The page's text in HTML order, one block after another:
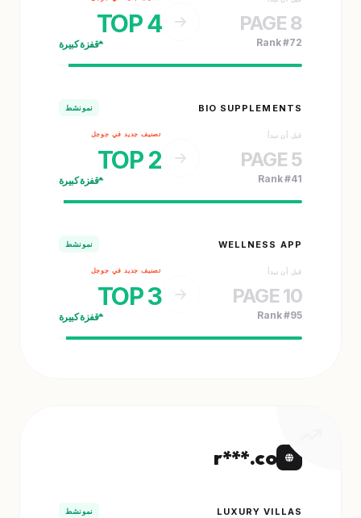
PAGE 8
Rank #72
TOP 4
قفزة كبيرة
BIO SUPPLEMENTS نمو نشط
قبل أن نبدأ
PAGE 5
Rank #41
تصنيف جديد في جوجل
TOP 2
قفزة كبيرة
WELLNESS APP نمو نشط
قبل أن نبدأ
PAGE 10
Rank #95
تصنيف جديد في جوجل
TOP 3
قفزة كبيرة
r***.co
LUXURY VILLAS نمو نشط